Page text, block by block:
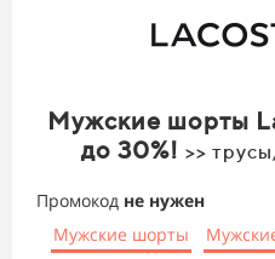
Мужские шорты
до 30%! >>
Промокод не нужен
Мужские шорты